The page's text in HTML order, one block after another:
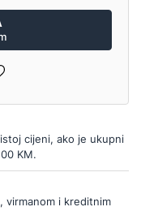
cijeni, ako je ukupni
KM.
virmanom i kreditnim